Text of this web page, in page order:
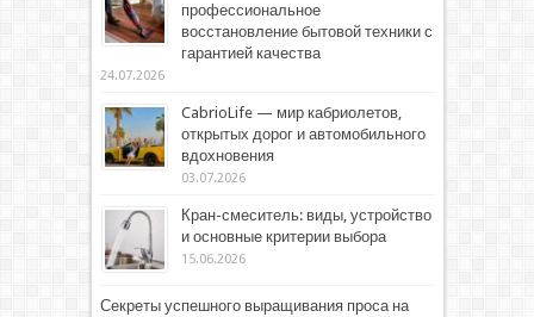
профессиональное
восстановление бытовой техники с
гарантией качества
24.07.2026
CabrioLife — мир кабриолетов,
открытых дорог и автомобильного
вдохновения
03.07.2026
Кран-смеситель: виды, устройство
и основные критерии выбора
15.06.2026
Секреты успешного выращивания проса на